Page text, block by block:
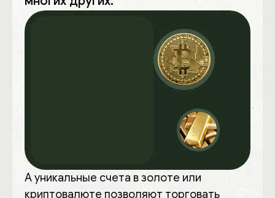
А уникальные счета в золоте или
криптовалюте позволяют торговать